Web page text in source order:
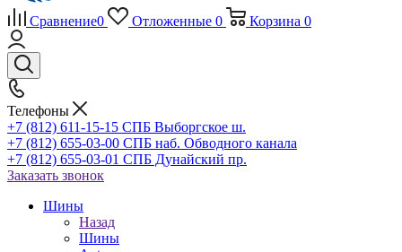
Сравнение0 Отложенные 0 Корзина 0
Телефоны
+7 (812) 611-15-15 СПБ Выборгское ш.
+7 (812) 655-03-00 СПБ наб. Обводного канала
+7 (812) 655-03-01 СПБ Дунайский пр.
Заказать звонок
Шины
Назад
Шины